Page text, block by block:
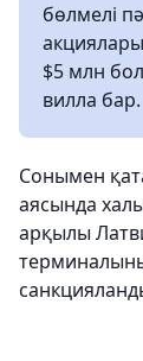
бөлмелі
$5 млн
вилла бар.
Сонымен
аясында
арқылы